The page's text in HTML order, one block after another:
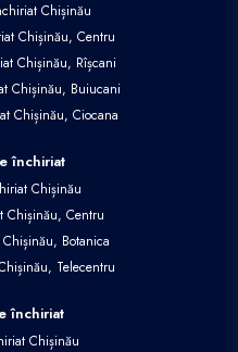
Chișinău
Chișinău, Centru
Chișinău, Rîșcani
Chișinău, Buiucani
Chișinău, Ciocana
închiriat
Chișinău
Chișinău, Centru
Botanica
Telecentru
închiriat
Chișinău